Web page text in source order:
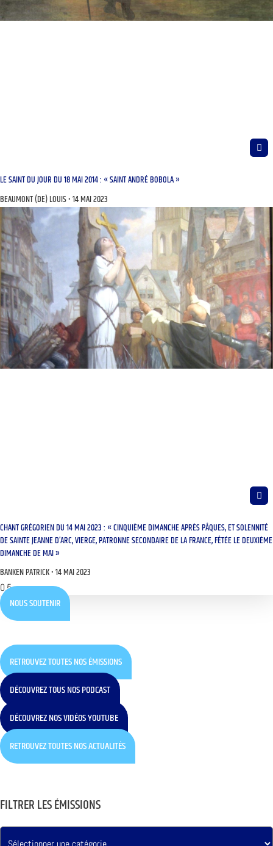
LE SAINT DU JOUR DU 18 MAI 2014 : « SAINT ANDRÉ BOBOLA »
BEAUMONT (DE) LOUIS 14 MAI 2023
CHANT GRÉGORIEN DU 14 MAI 2023 : « CINQUIÈME DIMANCHE APRÈS PÂQUES, ET SOLENNITÉ
DE SAINTE JEANNE D’ARC, VIERGE, PATRONNE SECONDAIRE DE LA FRANCE, FÊTÉE LE DEUXIÈME
DIMANCHE DE MAI »
BANKEN PATRICK 14 MAI 2023
NOUS SOUTENIR
RETROUVEZ TOUTES NOS ÉMISSIONS
DÉCOUVREZ TOUS NOS PODCAST
DÉCOUVREZ NOS VIDÉOS YOUTUBE
RETROUVEZ TOUTES NOS ACTUALITÉS
FILTRER LES ÉMISSIONS